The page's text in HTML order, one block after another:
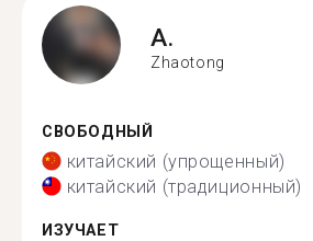
A.
Zhaotong
СВОБОДНЫЙ
китайский (упрощенный)
китайский (традиционный)
ИЗУЧАЕТ